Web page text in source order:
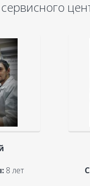
8 лет